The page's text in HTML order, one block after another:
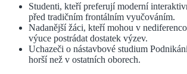
Studenti, kteří preferují moderní
před tradičním frontálním vyučováním.
Nadanější žáci, kteří mohou v
výuce postrádat dostatek výzev.
Uchazeči o nástavbové studium
horší než v ostatních oborech.